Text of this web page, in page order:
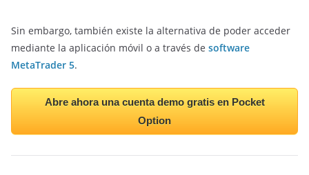
Sin embargo, también existe la alternativa de poder acceder
mediante la aplicación móvil o a través de software
MetaTrader 5.
Abre ahora una cuenta demo gratis en Pocket
Option